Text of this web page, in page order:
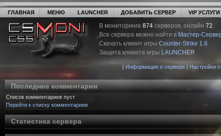
ГЛАВНАЯ МЕНЮ LAUNCHER ДОБАВИТЬ СЕРВЕР VIP УСЛУГИ
В мониторинге 874 серверов, онлайн 72,
Все сервера можно найти в Мастер-
Скачать клиент игры Counter-Strike 1.6
Защита клиента игры LAUNCHER
| Информация о сервере| Настройки
Последние комментарии
Список комментариев пуст
Перейти к списку комментариев
Статистика сервера